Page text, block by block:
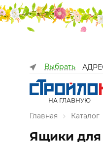
Выбрать
НА ГЛАВНУЮ
Главная Каталог
Ящики для